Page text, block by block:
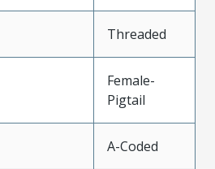
Threaded
Female-
Pigtail
A-Coded